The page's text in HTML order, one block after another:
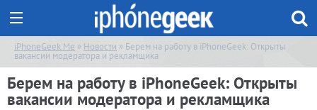
iPhoneGeek.Me » Новости » Берем на работу в iPhoneGeek: Открыты
вакансии модератора и рекламщика
Берем на работу в iPhoneGeek: Открыты
вакансии модератора и рекламщика